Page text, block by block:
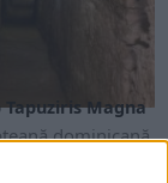
Magna
dominicană